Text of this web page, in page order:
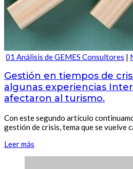
01 Análisis de GEMES Consultores |
Gestión en tiempos de
algunas experiencias
afectaron al turismo.
Con este segundo artículo
gestión de crisis, tema que se vuelve
Leer más